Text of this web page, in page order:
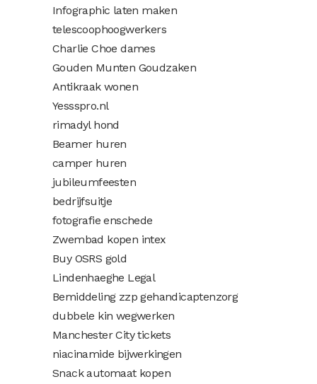
Infographic laten maken
telescoophoogwerkers
Charlie Choe dames
Gouden Munten Goudzaken
Antikraak wonen
Yessspro.nl
rimadyl hond
Beamer huren
camper huren
jubileumfeesten
bedrijfsuitje
fotografie enschede
Zwembad kopen intex
Buy OSRS gold
Lindenhaeghe Legal
Bemiddeling zzp gehandicaptenzorg
dubbele kin wegwerken
Manchester City tickets
niacinamide bijwerkingen
Snack automaat kopen